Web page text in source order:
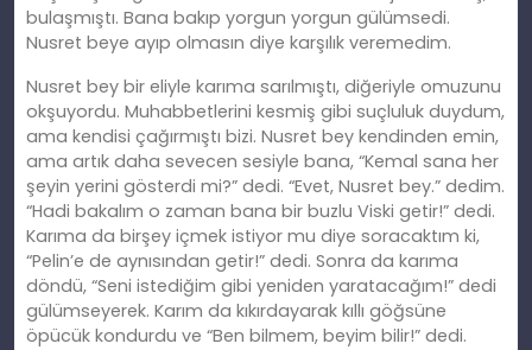
bulaşmıştı. Bana bakıp yorgun yorgun gülümsedi.
Nusret beye ayıp olmasın diye karşılık veremedim.
Nusret bey bir eliyle karıma sarılmıştı, diğeriyle omuzunu
okşuyordu. Muhabbetlerini kesmiş gibi suçluluk duydum,
ama kendisi çağırmıştı bizi. Nusret bey kendinden emin,
ama artık daha sevecen sesiyle bana, “Kemal sana her
şeyin yerini gösterdi mi?” dedi. “Evet, Nusret bey.” dedim.
“Hadi bakalım o zaman bana bir buzlu Viski getir!” dedi.
Karıma da birşey içmek istiyor mu diye soracaktım ki,
“Pelin’e de aynısından getir!” dedi. Sonra da karıma
döndü, “Seni istediğim gibi yeniden yaratacağım!” dedi
gülümseyerek. Karım da kıkırdayarak kıllı göğsüne
öpücük kondurdu ve “Ben bilmem, beyim bilir!” dedi.